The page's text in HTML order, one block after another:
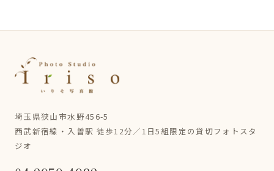
埼玉県狭山市水野456-5
西武新宿線・入曽駅 徒歩12分／1日5組限定の貸切フォトスタ
ジオ